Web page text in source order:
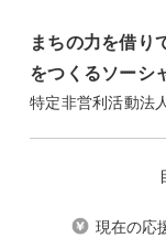
まちの力を借り
をつくるソーシ
特定非営利活動法
現在の応